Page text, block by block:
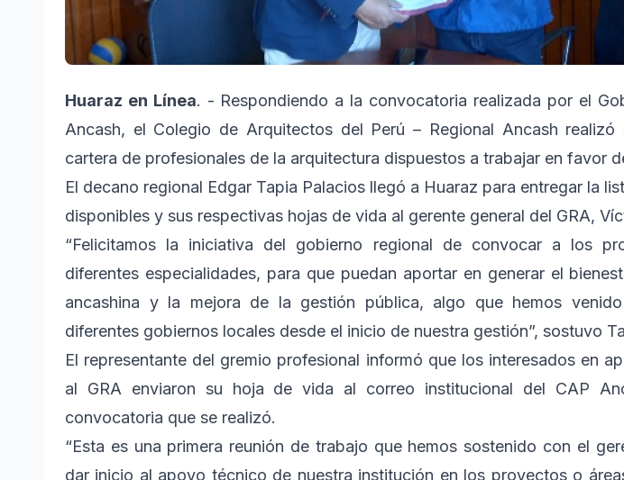
Huaraz en Línea. - Respondiendo a la convocatoria realizada por el
Ancash, el Colegio de Arquitectos del Perú – Regional Ancash realizó
cartera de profesionales de la arquitectura dispuestos a trabajar en favor
El decano regional Edgar Tapia Palacios llegó a Huaraz para entregar la
disponibles y sus respectivas hojas de vida al gerente general del GRA,
“Felicitamos la iniciativa del gobierno regional de convocar a los
diferentes especialidades, para que puedan aportar en generar el
ancashina y la mejora de la gestión pública, algo que hemos
diferentes gobiernos locales desde el inicio de nuestra gestión”, sostuvo
El representante del gremio profesional informó que los interesados en
al GRA enviaron su hoja de vida al correo institucional del CAP
convocatoria que se realizó.
“Esta es una primera reunión de trabajo que hemos sostenido con el
dar inicio al apoyo técnico de nuestra institución en los proyectos o